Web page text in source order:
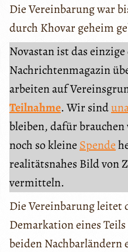
Die Vereinbarung war
durch Khovar geheim
Novastan ist das
Nachrichtenmagazin
arbeiten auf
Teilnahme. Wir sind
bleiben, dafür
noch so kleine Spende
realitätsnahes Bild von
vermitteln.
Die Vereinbarung leitet
Demarkation eines
beiden